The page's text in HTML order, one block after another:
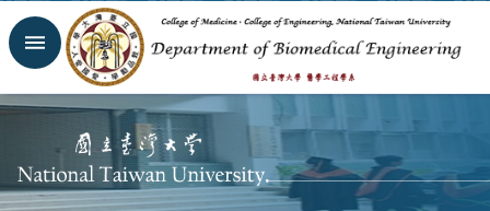
Skip to main content
Advanced
Homepage
Website
NTU
NTUH